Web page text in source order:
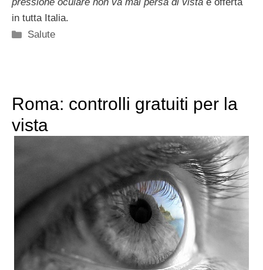
pressione oculare non va mai persa di vista e offerta
in tutta Italia.
Categorie
Salute
Roma: controlli gratuiti per la
vista